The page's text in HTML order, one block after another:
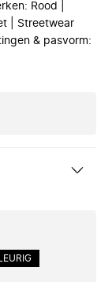
Rood |
| Streetwear
& pasvorm: